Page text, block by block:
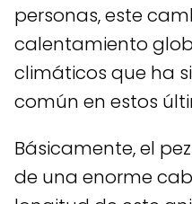
personas, este
calentamiento
climáticos que ha
común en estos
Básicamente, el
de una enorme